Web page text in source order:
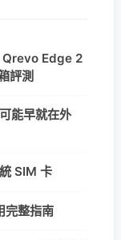
Qrevo Edge 2
評測
能早就在外
SIM 卡
完整指南